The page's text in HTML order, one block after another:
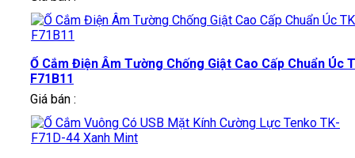
Ổ Cắm Điện Âm Tường Chống Giật Cao Cấp Chuẩn Úc
F71B11
Giá bán :